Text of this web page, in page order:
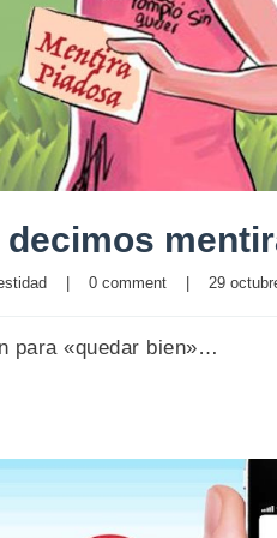
decimos
0 comment 29
para «quedar bien»…